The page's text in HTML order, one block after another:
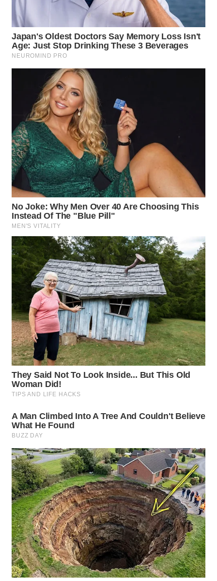
DEPOK
TAPANULI
UTARA
SAMOSIR
WN
PADANG
LAWAS
WN
SUMEDANG
WN
CIANJUR
WN
KEPULAUAN
SERIBU
WN
TANGERANG
WN
BINJAI
WN
CIREBON
WN
INDRAMAYU
WN
KUNINGAN
WN
MAJALENGKA
WN
SUBANG
WN
SUKABUMI
WN
PURWAKARTA